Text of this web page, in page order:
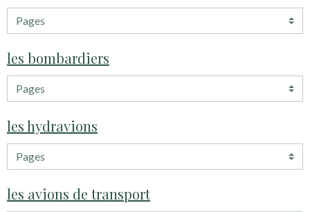
les bombardiers
les hydravions
les avions de transport